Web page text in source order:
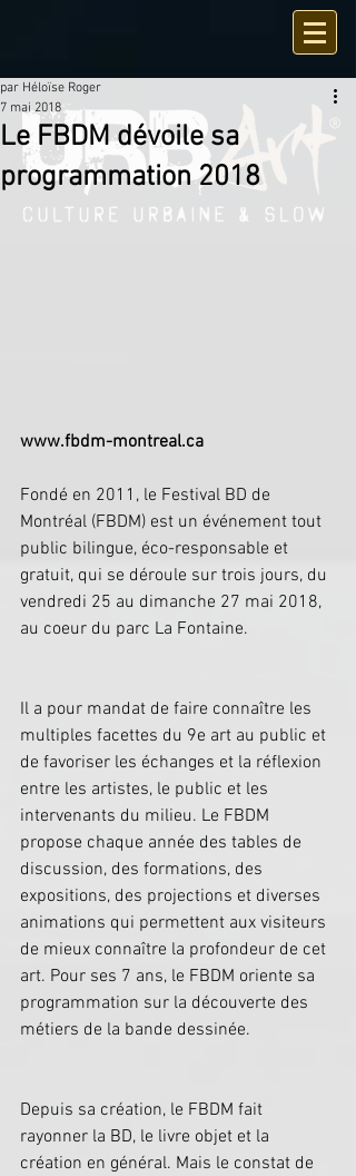
Le FBDM dévoile sa
programmation 2018
par Héloïse Roger
7 mai 2018
www.fbdm-montreal.ca
Fondé en 2011, le Festival BD de
Montréal (FBDM) est un événement tout
public bilingue, éco-responsable et
gratuit, qui se déroule sur trois jours, du
vendredi 25 au dimanche 27 mai 2018,
au coeur du parc La Fontaine.
Il a pour mandat de faire connaître les
multiples facettes du 9e art au public et
de favoriser les échanges et la réflexion
entre les artistes, le public et les
intervenants du milieu. Le FBDM
propose chaque année des tables de
discussion, des formations, des
expositions, des projections et diverses
animations qui permettent aux visiteurs
de mieux connaître la profondeur de cet
art. Pour ses 7 ans, le FBDM oriente sa
programmation sur la découverte des
métiers de la bande dessinée.
Depuis sa création, le FBDM fait
rayonner la BD, le livre objet et la
création en général. Mais le constat de